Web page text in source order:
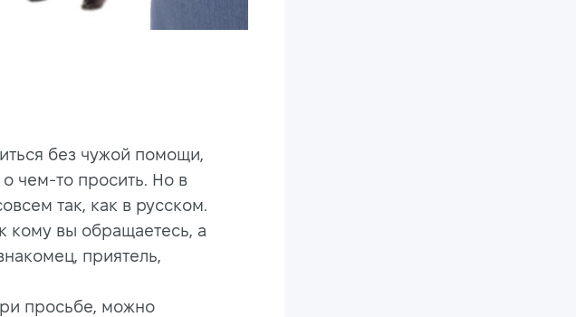
без чужой помощи,
чем-то просить. Но в
так, как в русском.
кому вы обращаетесь, а
приятель,
просьбе, можно